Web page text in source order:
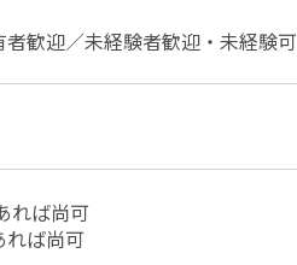
歓迎／未経験者歓迎・未経験可
れば尚可
れば尚可